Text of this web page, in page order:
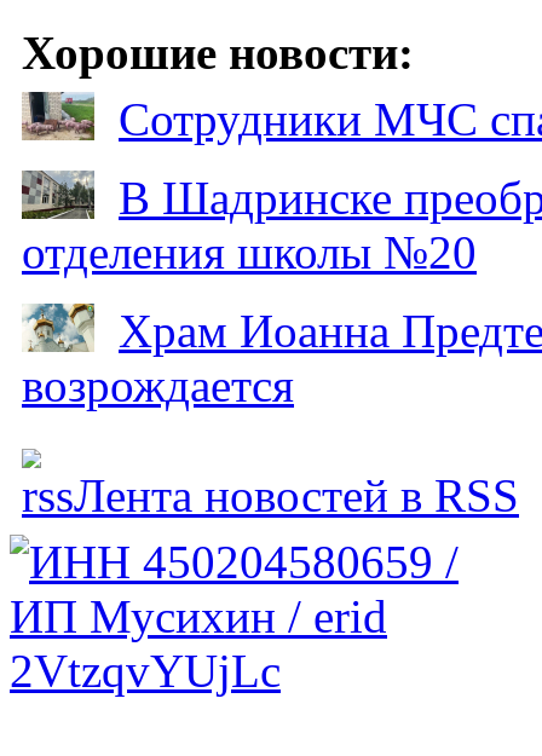
Хорошие новости:
Сотрудники МЧС
В Шадринске
отделения школы №20
Храм Иоанна
возрождается
Лента новостей в RSS